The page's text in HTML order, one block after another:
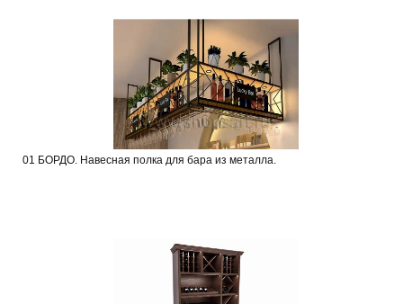
01 БОРДО. Навесная полка для бара из металла.